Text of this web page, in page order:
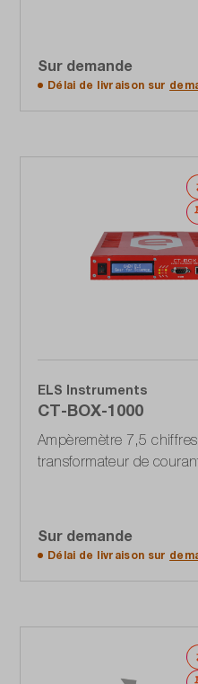
Sur demande
Délai de livraison sur
ELS Instruments
CT-BOX-1000
Ampèremètre 7,5
transformateur de
Sur demande
Délai de livraison sur